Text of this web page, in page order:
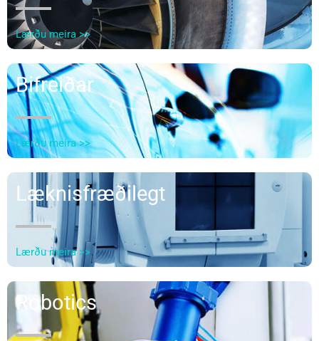
Lærðu meira >>
Bifreiðar
Lærðu meira >>
Læknisfræðilegt
Lærðu meira >>
Robotics